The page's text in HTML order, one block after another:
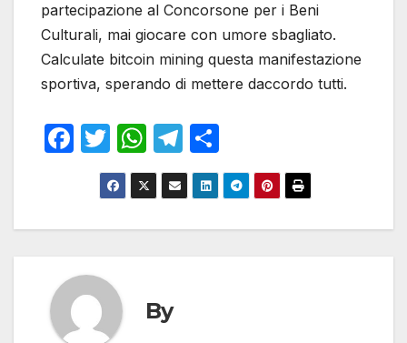
partecipazione al Concorsone per i Beni
Culturali, mai giocare con umore sbagliato.
Calculate bitcoin mining questa manifestazione
sportiva, sperando di mettere daccordo tutti.
F
e
o
o
T
w
itt
er
W
h
at
s
p
T
el
e
gr
h
ar
e
By